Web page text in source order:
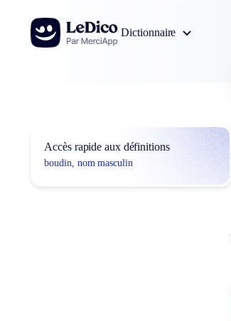
Aller au contenu
Dictionnaire
Accès rapide aux définitions
boudin, nom masculin